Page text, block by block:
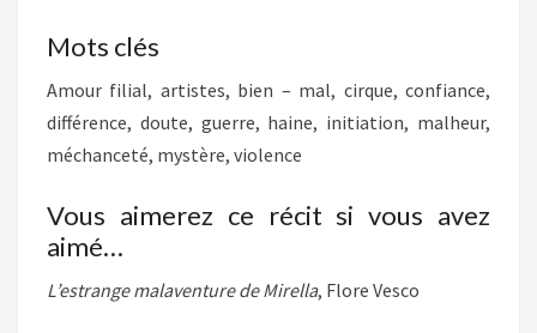
Mots clés
Amour filial, artistes, bien – mal, cirque, confiance,
différence, doute, guerre, haine, initiation, malheur,
méchanceté, mystère, violence
Vous aimerez ce récit si vous avez
aimé…
L’estrange malaventure de Mirella, Flore Vesco